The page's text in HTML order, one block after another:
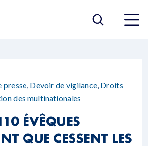
presse, Devoir de vigilance, Droits
des multinationales
ÉVÊQUES
QUE CESSENT LES